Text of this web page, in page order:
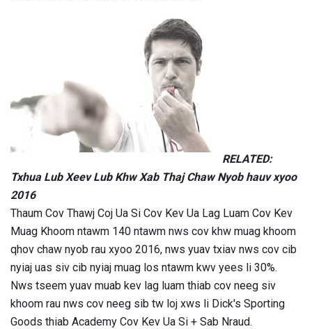
RELATED:
Txhua Lub Xeev Lub Khw Xab Thaj Chaw Nyob hauv xyoo
2016
Thaum Cov Thawj Coj Ua Si Cov Kev Ua Lag Luam Cov Kev
Muag Khoom ntawm 140 ntawm nws cov khw muag khoom
qhov chaw nyob rau xyoo 2016, nws yuav txiav nws cov cib
nyiaj uas siv cib nyiaj muag los ntawm kwv yees li 30%.
Nws tseem yuav muab kev lag luam thiab cov neeg siv
khoom rau nws cov neeg sib tw loj xws li Dick's Sporting
Goods thiab Academy Cov Kev Ua Si + Sab Nraud.